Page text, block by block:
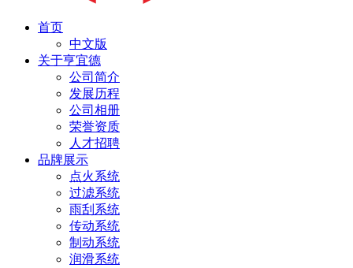
首页
中文版
关于亨宜德
公司简介
发展历程
公司相册
荣誉资质
人才招聘
品牌展示
点火系统
过滤系统
雨刮系统
传动系统
制动系统
润滑系统